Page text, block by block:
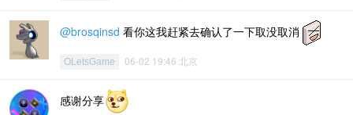
@brosqinsd 看你这我赶紧去确认了一下取没取消
OLetsGame 06-02 19:46 北京
感谢分享